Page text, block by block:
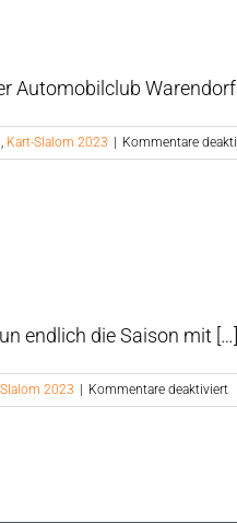
Automobilclub Warendorf
Kart-Slalom 2023 | Kommentare
endlich die Saison mit […]
2023 | Kommentare deaktiviertfür